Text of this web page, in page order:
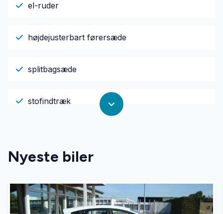
el-ruder
højdejusterbart førersæde
splitbagsæde
stofindtræk
Nyeste biler